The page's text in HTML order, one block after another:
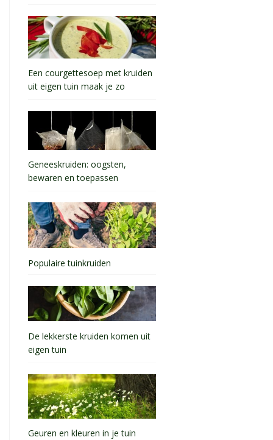
Een courgettesoep met kruiden
uit eigen tuin maak je zo
Geneeskruiden: oogsten,
bewaren en toepassen
Populaire tuinkruiden
De lekkerste kruiden komen uit
eigen tuin
Geuren en kleuren in je tuin